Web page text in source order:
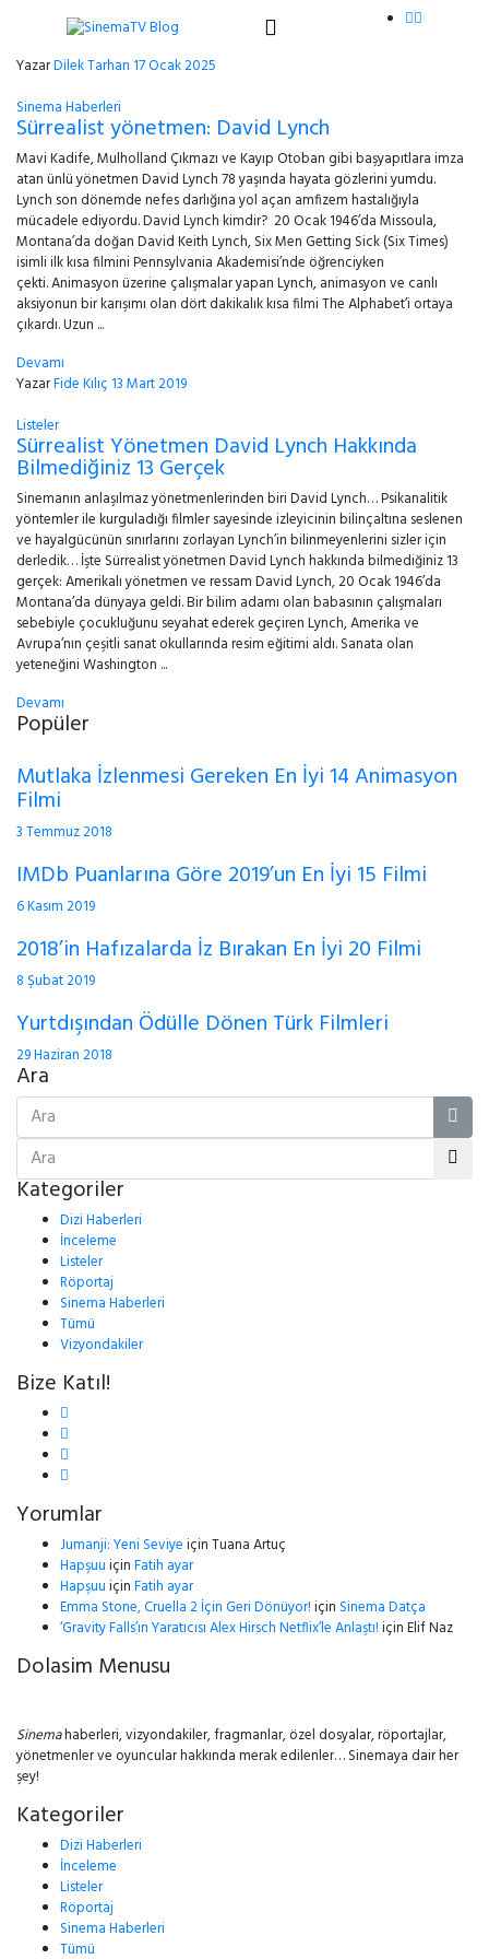
YazarDilek Tarhan 17 Ocak 2025
Sinema Haberleri
Sürrealist yönetmen: David Lynch
Mavi Kadife, Mulholland Çıkmazı ve Kayıp Otoban gibi başyapıtlara imza
atan ünlü yönetmen David Lynch 78 yaşında hayata gözlerini yumdu.
Lynch son dönemde nefes darlığına yol açan amfizem hastalığıyla
mücadele ediyordu. David Lynch kimdir? 20 Ocak 1946’da Missoula,
Montana’da doğan David Keith Lynch, Six Men Getting Sick (Six Times)
isimli ilk kısa filmini Pennsylvania Akademisi’nde öğrenciyken
çekti. Animasyon üzerine çalışmalar yapan Lynch, animasyon ve canlı
aksiyonun bir karışımı olan dört dakikalık kısa filmi The Alphabet’i ortaya
çıkardı. Uzun ...
Devamı
YazarFide Kılıç 13 Mart 2019
Listeler
Sürrealist Yönetmen David Lynch Hakkında
Bilmediğiniz 13 Gerçek
Sinemanın anlaşılmaz yönetmenlerinden biri David Lynch… Psikanalitik
yöntemler ile kurguladığı filmler sayesinde izleyicinin bilinçaltına seslenen
ve hayalgücünün sınırlarını zorlayan Lynch’in bilinmeyenlerini sizler için
derledik… İşte Sürrealist yönetmen David Lynch hakkında bilmediğiniz 13
gerçek: Amerikalı yönetmen ve ressam David Lynch, 20 Ocak 1946’da
Montana’da dünyaya geldi. Bir bilim adamı olan babasının çalışmaları
sebebiyle çocukluğunu seyahat ederek geçiren Lynch, Amerika ve
Avrupa’nın çeşitli sanat okullarında resim eğitimi aldı. Sanata olan
yeteneğini Washington ...
Devamı
Popüler
Mutlaka İzlenmesi Gereken En İyi 14 Animasyon
Filmi
3 Temmuz 2018
IMDb Puanlarına Göre 2019’un En İyi 15 Filmi
6 Kasım 2019
2018’in Hafızalarda İz Bırakan En İyi 20 Filmi
8 Şubat 2019
Yurtdışından Ödülle Dönen Türk Filmleri
29 Haziran 2018
Ara
Kategoriler
Dizi Haberleri
İnceleme
Listeler
Röportaj
Sinema Haberleri
Tümü
Vizyondakiler
Bize Katıl!
Yorumlar
Jumanji: Yeni SeviyeiçinTuana Artuç
HapşuuiçinFatih ayar
HapşuuiçinFatih ayar
Emma Stone, Cruella 2 İçin Geri Dönüyor!için Sinema Datça
‘Gravity Falls’ın Yaratıcısı Alex Hirsch Netflix’le Anlaştı!içinElif Naz
Dolasim Menusu
Sinemahaberleri, vizyondakiler, fragmanlar, özel dosyalar, röportajlar,
yönetmenler ve oyuncular hakkında merak edilenler… Sinemaya dair her
şey!
Kategoriler
Dizi Haberleri
İnceleme
Listeler
Röportaj
Sinema Haberleri
Tümü